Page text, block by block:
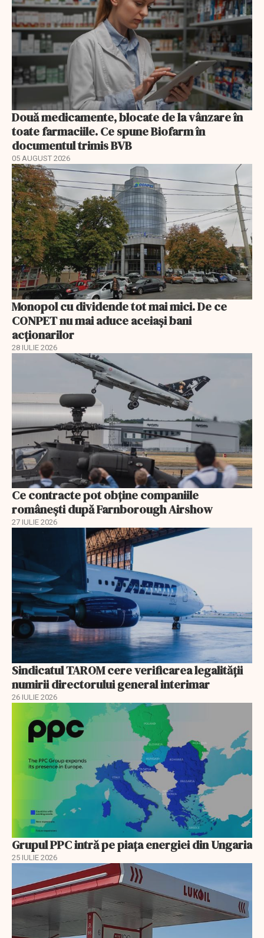
Două medicamente, blocate de la vânzare în
toate farmaciile. Ce spune Biofarm în
documentul trimis BVB
05 AUGUST 2026
Monopol cu dividende tot mai mici. De ce
CONPET nu mai aduce aceiași bani
acționarilor
28 IULIE 2026
Ce contracte pot obține companiile
românești după Farnborough Airshow
27 IULIE 2026
Sindicatul TAROM cere verificarea legalității
numirii directorului general interimar
26 IULIE 2026
Grupul PPC intră pe piața energiei din Ungaria
25 IULIE 2026